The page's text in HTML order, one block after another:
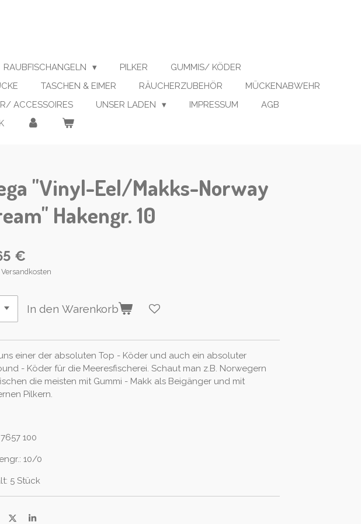
RAUBFISCHANGELN PILKER
GUMMIS/ KÖDER
TASCHEN & EIMER RÄUCHERZUBEHÖR
MÜCKENABWEHR
ACCESSOIRES UNSER LADEN IMPRESSUM
AGB
"Vinyl-Eel/Makks-Norway
Hakengr. 10
€
In den Warenkorb
einer der absoluten Top - Köder und auch ein absoluter
- Köder für die Meeresfischerei. Schaut man z.B. Norwegern
die meisten mit Gummi - Makk als Beigänger und mit
Pilkern.
100
10/0
5 Stück
T T